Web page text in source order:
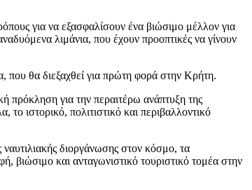
για να εξασφαλίσουν ένα βιώσιμο μέλλον για
λιμάνια, που έχουν προοπτικές να γίνουν
που θα διεξαχθεί για πρώτη φορά στην Κρήτη.
πρόκληση για την περαιτέρω ανάπτυξη της
ιστορικό, πολιτιστικό και περιβαλλοντικό
διοργάνωσης στον κόσμο, τα
βιώσιμο και ανταγωνιστικό τουριστικό τομέα στην